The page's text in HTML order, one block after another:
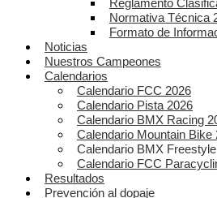
Reglamento
Normativa Técnica
Formato de
Noticias
Nuestros Campeones
Calendarios
Calendario FCC 2026
Calendario Pista 2026
Calendario BMX Racing
Calendario Mountain Bike
Calendario BMX
Calendario FCC
Resultados
Prevención al dopaje